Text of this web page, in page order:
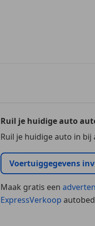
Ruil je huidige auto
Ruil je huidige auto in
Voertuiggegevens
Maak gratis een
ExpressVerkoop